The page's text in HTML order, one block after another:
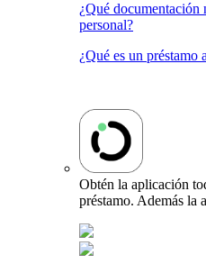
¿Qué documentación
personal?
¿Qué es un préstamo
Obtén la aplicación
préstamo. Además la